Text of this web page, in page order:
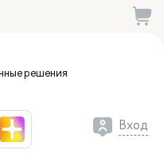
решения
Вход